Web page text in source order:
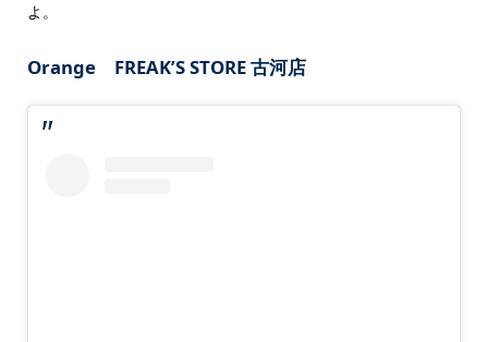
よ。
Orange FREAK’S STORE 古河店